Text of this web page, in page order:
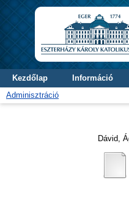
Kezdőlap Információ
Adminisztráció
Dávid,